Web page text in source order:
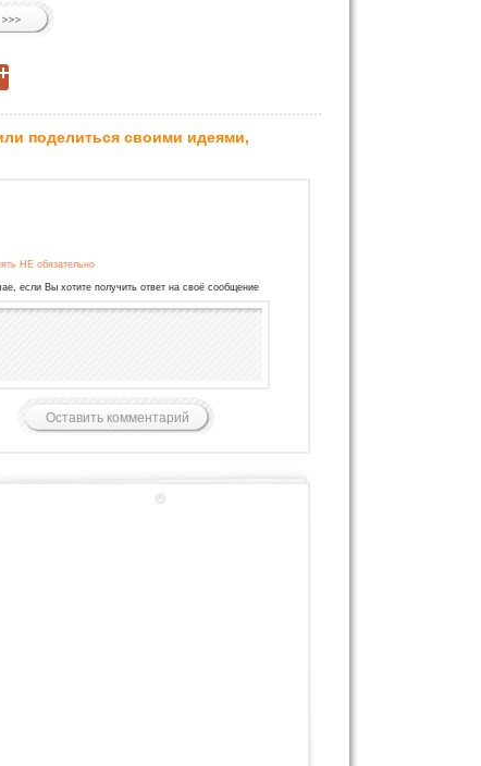
поделиться своими идеями,
НЕ обязательно
если Вы хотите получить ответ на своё сообщение